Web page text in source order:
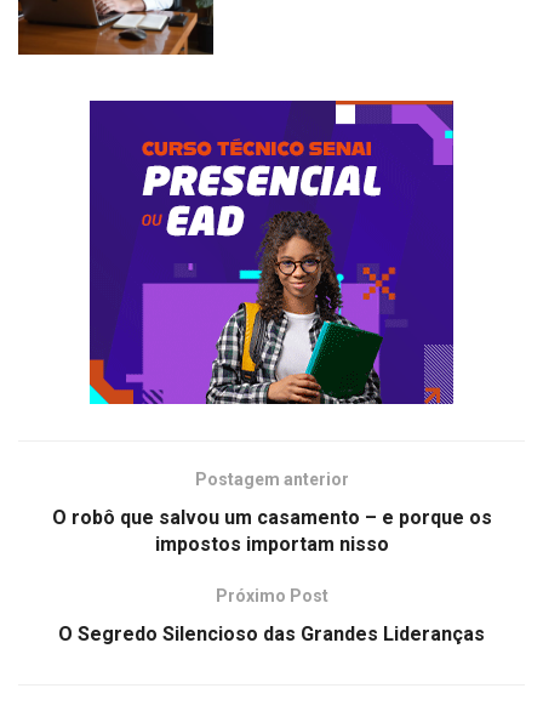
Postagem anterior
O robô que salvou um casamento – e porque os
impostos importam nisso
Próximo Post
O Segredo Silencioso das Grandes Lideranças